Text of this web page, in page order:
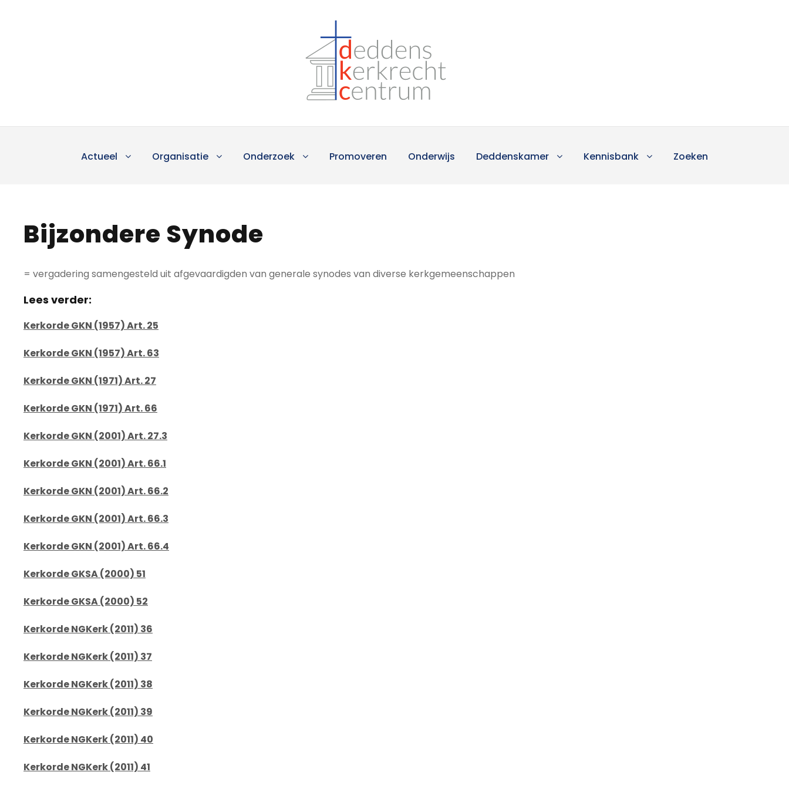
Actueel Organisatie Onderzoek Promoveren Onderwijs Deddenskamer Kennisbank Zoeken
Bijzondere Synode
= vergadering samengesteld uit afgevaardigden van generale synodes van diverse kerkgemeenschappen
Lees verder:
Kerkorde GKN (1957) Art. 25
Kerkorde GKN (1957) Art. 63
Kerkorde GKN (1971) Art. 27
Kerkorde GKN (1971) Art. 66
Kerkorde GKN (2001) Art. 27.3
Kerkorde GKN (2001) Art. 66.1
Kerkorde GKN (2001) Art. 66.2
Kerkorde GKN (2001) Art. 66.3
Kerkorde GKN (2001) Art. 66.4
Kerkorde GKSA (2000) 51
Kerkorde GKSA (2000) 52
Kerkorde NGKerk (2011) 36
Kerkorde NGKerk (2011) 37
Kerkorde NGKerk (2011) 38
Kerkorde NGKerk (2011) 39
Kerkorde NGKerk (2011) 40
Kerkorde NGKerk (2011) 41